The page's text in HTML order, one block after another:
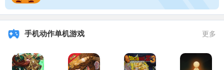
手机动作单机游戏 更多